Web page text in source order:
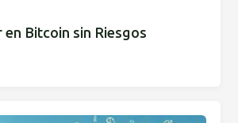
en Bitcoin sin Riesgos